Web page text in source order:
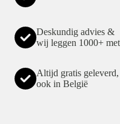
Deskundig advies &
wij leggen 1000+
Altijd gratis geleverd,
ook in België